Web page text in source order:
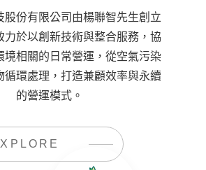
股份有限公司由楊聯智先生創立
力於以創新技術與整合服務，協
境相關的日常營運，從空氣污染
循環處理，打造兼顧效率與永續
的營運模式。